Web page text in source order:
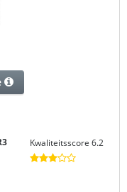
Kwaliteitsscore 6.2